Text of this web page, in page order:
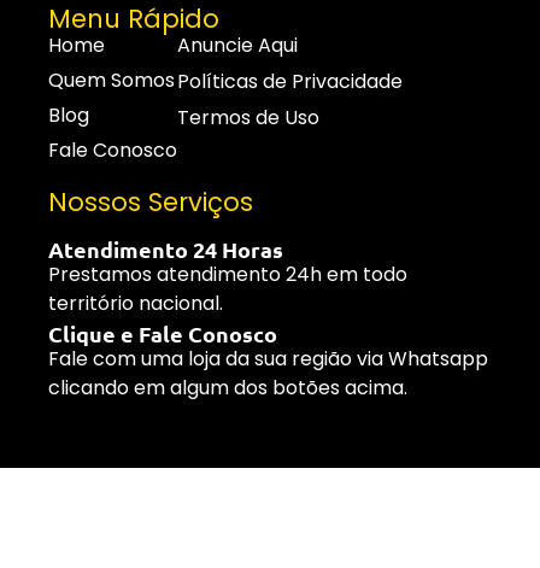
Menu Rápido
Home
Quem Somos
Blog
Fale Conosco
Anuncie Aqui
Políticas de Privacidade
Termos de Uso
Nossos Serviços
Atendimento 24 Horas
Prestamos atendimento 24h em todo
território nacional.
Clique e Fale Conosco
Fale com uma loja da sua região via Whatsapp
clicando em algum dos botões acima.